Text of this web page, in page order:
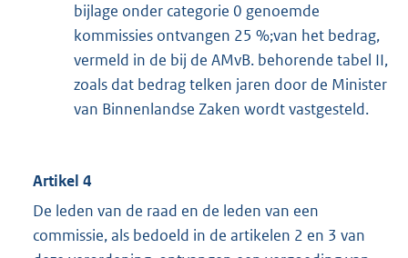
bijlage onder categorie 0 genoemde
kommissies ontvangen 25 %;van het bedrag,
vermeld in de bij de AMvB. behorende tabel II,
zoals dat bedrag telken jaren door de Minister
van Binnenlandse Zaken wordt vastgesteld.
Artikel 4
De leden van de raad en de leden van een
commissie, als bedoeld in de artikelen 2 en 3 van